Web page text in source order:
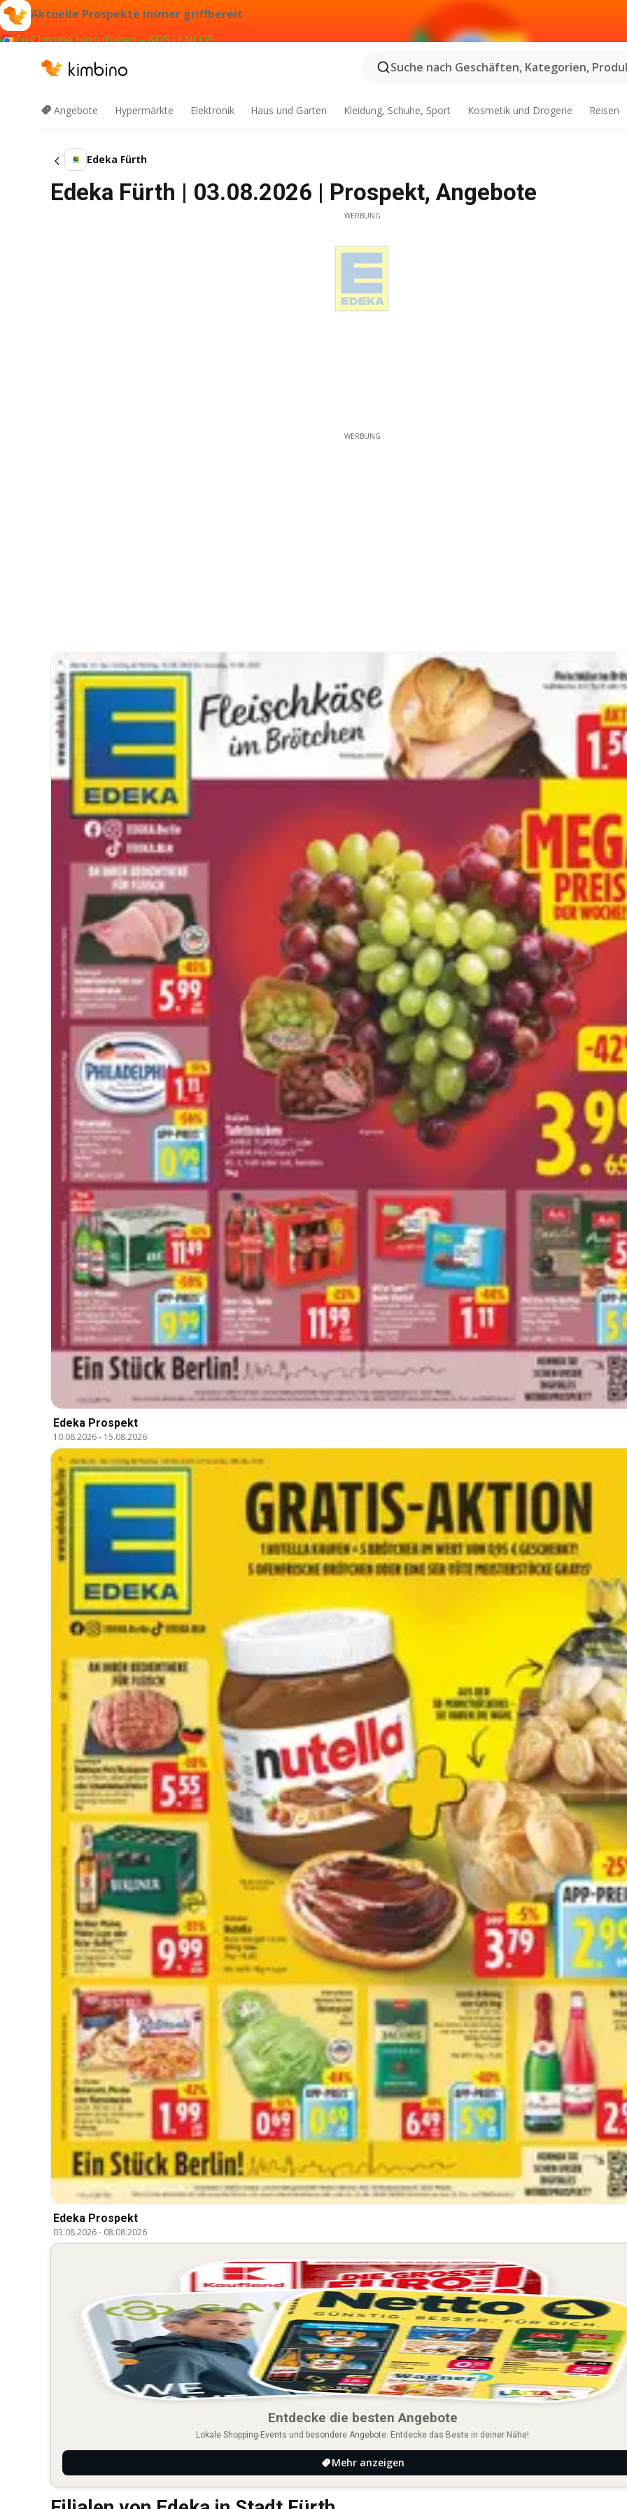
Aktuelle Prospekte immer griffbereit
Zu Chrome hinzufügen – KOSTENLOS
Suche nach Geschäften, Kategorien,
Angebote Hypermärkte Elektronik Haus und Garten Kleidung, Schuhe, Sport Kosmetik und Drogerie Reisen
Edeka Fürth
Edeka Fürth | 03.08.2026 | Prospekt, Angebote
WERBUNG
WERBUNG
Edeka Prospekt
10.08.2026- 15.08.2026
Edeka Prospekt
03.08.2026- 08.08.2026
Entdecke die besten Angebote
Lokale Shopping-Events und besondere Angebote. Entdecke das Beste in deiner Nähe!
Mehr anzeigen